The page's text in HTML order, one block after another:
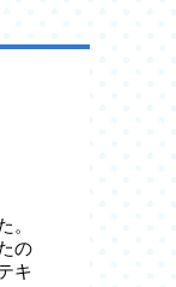
。
の
キ